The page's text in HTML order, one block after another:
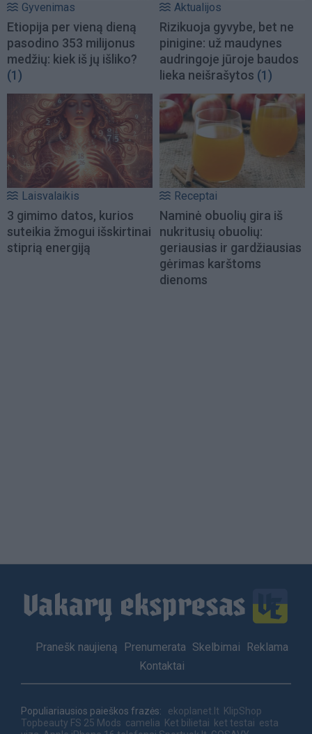
Gyvenimas
Etiopija per vieną dieną
pasodino 353 milijonus
medžių: kiek iš jų išliko?
(1)
Aktualijos
Rizikuoja gyvybe, bet ne
pinigine: už maudynes
audringoje jūroje baudos
lieka neišrašytos (1)
Laisvalaikis
3 gimimo datos, kurios
suteikia žmogui išskirtinai
stiprią energiją
Receptai
Naminė obuolių gira iš
nukritusių obuolių:
geriausias ir gardžiausias
gėrimas karštoms
dienoms
Footer
Pranešk naujieną Prenumerata Skelbimai
Reklama
Kontaktai
Populiariausios paieškos frazės: ekoplanet.lt KlipShop
Topbeauty FS 25 Mods camelia Ket bilietai ket testai esta